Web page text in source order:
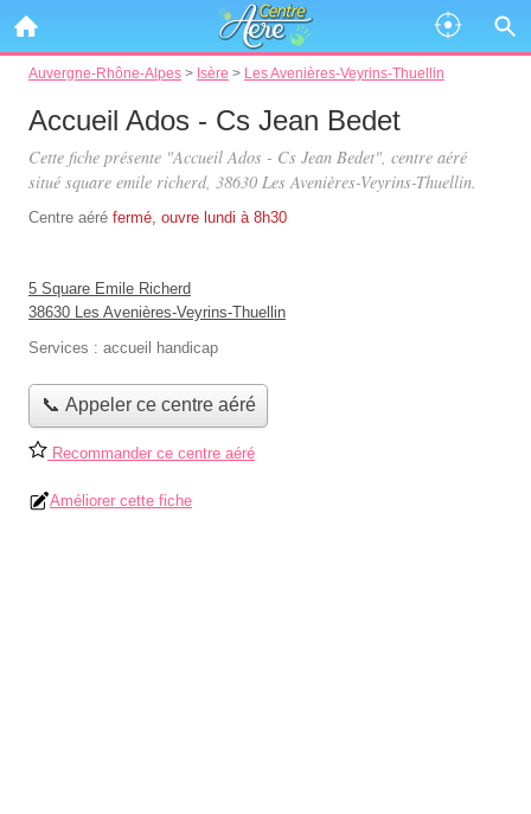
Auvergne-Rhône-Alpes > Isère > Les Avenières-Veyrins-Thuellin
Accueil Ados - Cs Jean Bedet
Cette fiche présente "Accueil Ados - Cs Jean Bedet", centre aéré
situé square emile richerd, 38630 Les Avenières-Veyrins-Thuellin.
Centre aéré fermé, ouvre lundi à 8h30
5 Square Emile Richerd
38630 Les Avenières-Veyrins-Thuellin
Services : accueil handicap
📞 Appeler ce centre aéré
Recommander ce centre aéré
Améliorer cette fiche